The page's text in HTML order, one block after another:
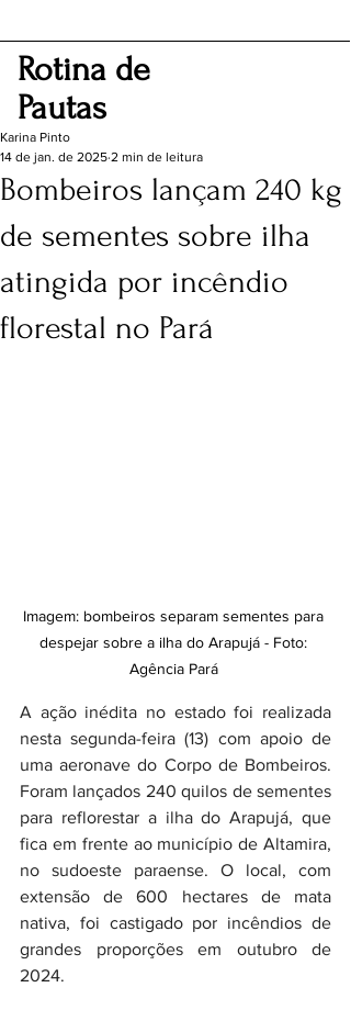
Rotina de
Pautas
Bombeiros lançam 240 kg
de sementes sobre ilha
atingida por incêndio
florestal no Pará
Karina Pinto
14 de jan. de 2025 2 min de leitura
Imagem: bombeiros separam sementes para
despejar sobre a ilha do Arapujá - Foto:
Agência Pará
A ação inédita no estado foi realizada
nesta segunda-feira (13) com apoio de
uma aeronave do Corpo de Bombeiros.
Foram lançados 240 quilos de sementes
para reflorestar a ilha do Arapujá, que
fica em frente ao município de Altamira,
no sudoeste paraense. O local, com
extensão de 600 hectares de mata
nativa, foi castigado por incêndios de
grandes proporções em outubro de
2024.